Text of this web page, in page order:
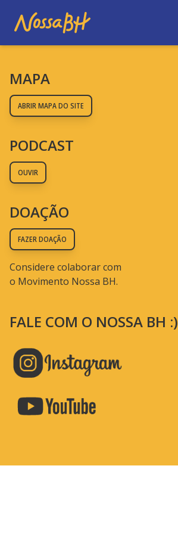
MAPA
ABRIR MAPA DO SITE
PODCAST
OUVIR
DOAÇÃO
FAZER DOAÇÃO
Considere colaborar com
o Movimento Nossa BH.
FALE COM O NOSSA BH :)